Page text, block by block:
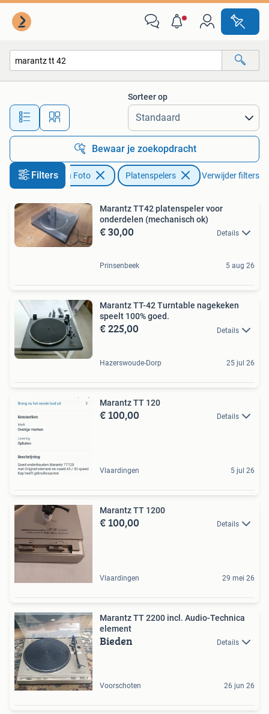
Alle afstanden…
Sorteer op
Bewaar je zoekopdracht
Filters
Audio, Tv en Foto Platenspelers Verwijder filters
Marantz TT42 platenspeler voor
onderdelen (mechanisch ok)
€ 30,00 Details
Prinsenbeek 5 aug 26
Marantz TT-42 Turntable nagekeken
speelt 100% goed.
€ 225,00 Details
Hazerswoude-Dorp 25 jul 26
Marantz TT 120
€ 100,00 Details
Vlaardingen 5 jul 26
Marantz TT 1200
€ 100,00 Details
Vlaardingen 29 mei 26
Marantz TT 2200 incl. Audio-Technica
element
Bieden Details
Voorschoten 26 jun 26